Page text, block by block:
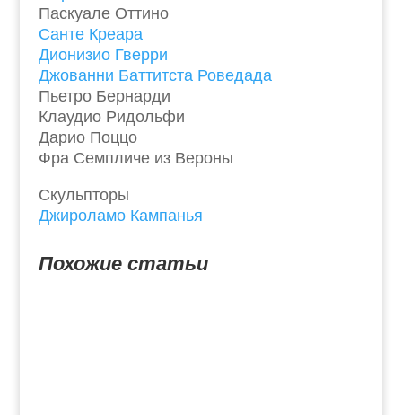
Паскуале Оттино
Санте Креара
Дионизио Гверри
Джованни Баттитста Роведада
Пьетро Бернарди
Клаудио Ридольфи
Дарио Поццо
Фра Семпличе из Вероны
Скульпторы
Джироламо Кампанья
Похожие статьи